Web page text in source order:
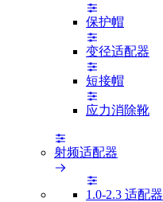
保护帽
变径适配器
短接帽
应力消除靴
射频适配器
1.0-2.3 适配器